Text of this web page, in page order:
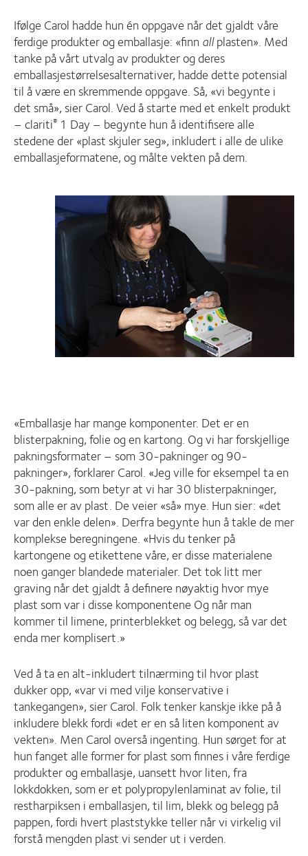
Ifølge Carol hadde hun én oppgave når det gjaldt våre
ferdige produkter og emballasje: «finn allplasten». Med
tanke på vårt utvalg av produkter og deres
emballasjestørrelsesalternativer, hadde dette potensial
til å være en skremmende oppgave. Så, «vi begynte i
det små», sier Carol. Ved å starte med et enkelt produkt
– clariti® 1 Day – begynte hun å identifisere alle
stedene der «plast skjuler seg», inkludert i alle de ulike
emballasjeformatene, og målte vekten på dem.
«Emballasje har mange komponenter. Det er en
blisterpakning, folie og en kartong. Og vi har forskjellige
pakningsformater – som 30-pakninger og 90-
pakninger», forklarer Carol. «Jeg ville for eksempel ta en
30-pakning, som betyr at vi har 30 blisterpakninger,
som alle er av plast. De veier «så» mye. Hun sier: «det
var den enkle delen». Derfra begynte hun å takle de mer
komplekse beregningene. «Hvis du tenker på
kartongene og etikettene våre, er disse materialene
noen ganger blandede materialer. Det tok litt mer
graving når det gjaldt å definere nøyaktig hvor mye
plast som var i disse komponentene Og når man
kommer til limene, printerblekket og belegg, så var det
enda mer komplisert.»
Ved å ta en alt-inkludert tilnærming til hvor plast
dukker opp, «var vi med vilje konservative i
tankegangen», sier Carol. Folk tenker kanskje ikke på å
inkludere blekk fordi «det er en så liten komponent av
vekten». Men Carol overså ingenting. Hun sørget for at
hun fanget alle former for plast som finnes i våre ferdige
produkter og emballasje, uansett hvor liten, fra
lokkdokken, som er et polypropylenlaminat av folie, til
restharpiksen i emballasjen, til lim, blekk og belegg på
pappen, fordi hvert plaststykke teller når vi virkelig vil
forstå mengden plast vi sender ut i verden.